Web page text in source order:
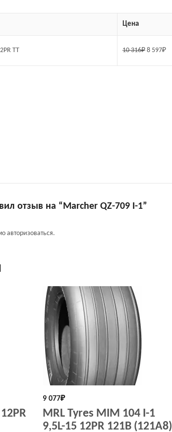
Цена
TT 10 316₽ 8 597₽
отзыв на “Marcher QZ-709 I-1”
авторизоваться.
9 077₽
MRL Tyres MIM 104 I-1
9,5L-15 12PR 121B (121A8)